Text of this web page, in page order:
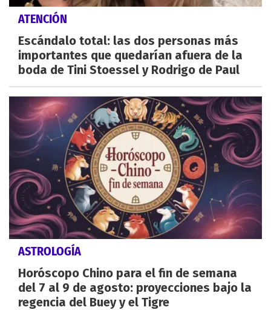
ATENCIÓN
Escándalo total: las dos personas más
importantes que quedarían afuera de la
boda de Tini Stoessel y Rodrigo de Paul
ASTROLOGÍA
Horóscopo Chino para el fin de semana
del 7 al 9 de agosto: proyecciones bajo la
regencia del Buey y el Tigre